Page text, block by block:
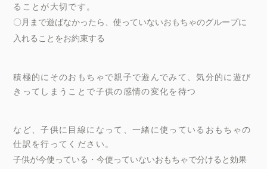
ることが大切です。
〇月まで遊ばなかったら、使っていないおもちゃのグループに
入れることをお約束する
積極的にそのおもちゃで親子で遊んでみて、気分的に遊び
きってしまうことで子供の感情の変化を待つ
など、子供に目線になって、一緒に使っているおもちゃの
仕訳を行ってください。
子供が今使っている・今使っていないおもちゃで分けると効果